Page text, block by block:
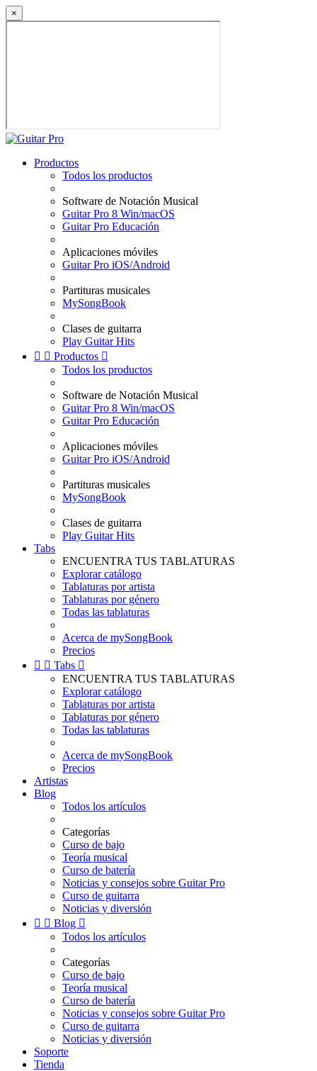
×
Productos
Todos los productos
Software de Notación Musical
Guitar Pro 8 Win/macOS
Guitar Pro Educación
Aplicaciones móviles
Guitar Pro iOS/Android
Partituras musicales
MySongBook
Clases de guitarra
Play Guitar Hits
  Productos 
Todos los productos
Software de Notación Musical
Guitar Pro 8 Win/macOS
Guitar Pro Educación
Aplicaciones móviles
Guitar Pro iOS/Android
Partituras musicales
MySongBook
Clases de guitarra
Play Guitar Hits
Tabs
ENCUENTRA TUS TABLATURAS
Explorar catálogo
Tablaturas por artista
Tablaturas por género
Todas las tablaturas
Acerca de mySongBook
Precios
  Tabs 
ENCUENTRA TUS TABLATURAS
Explorar catálogo
Tablaturas por artista
Tablaturas por género
Todas las tablaturas
Acerca de mySongBook
Precios
Artistas
Blog
Todos los artículos
Categorías
Curso de bajo
Teoría musical
Curso de batería
Noticias y consejos sobre Guitar Pro
Curso de guitarra
Noticias y diversión
  Blog 
Todos los artículos
Categorías
Curso de bajo
Teoría musical
Curso de batería
Noticias y consejos sobre Guitar Pro
Curso de guitarra
Noticias y diversión
Soporte
Tienda